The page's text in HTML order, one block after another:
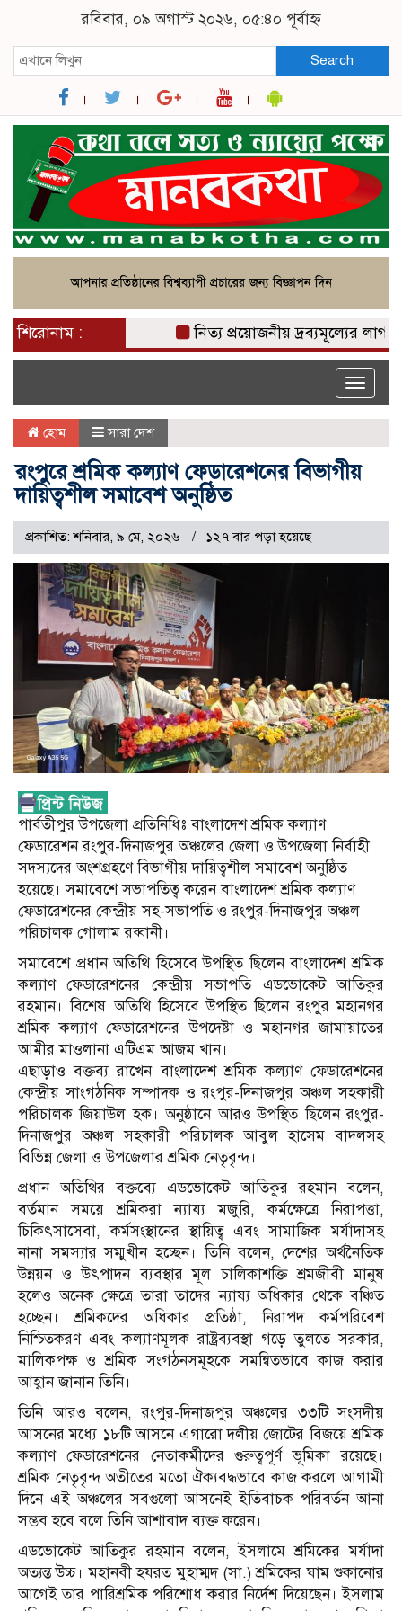
রবিবার, ০৯ অগাস্ট ২০২৬, ০৫:৪০ পূর্বাহ্ন
Search
শিরোনাম : নিত্য প্রয়োজনীয় দ্রব্যমূল্যের
Toggle
হোম সারা দেশ
রংপুরে শ্রমিক কল্যাণ ফেডারেশনের বিভাগীয়
দায়িত্বশীল সমাবেশ অনুষ্ঠিত
প্রকাশিত: শনিবার, ৯ মে, ২০২৬ ১২৭ বার পড়া হয়েছে
পার্বতীপুর উপজেলা প্রতিনিধিঃ বাংলাদেশ শ্রমিক কল্যাণ
ফেডারেশন রংপুর-দিনাজপুর অঞ্চলের জেলা ও উপজেলা নির্বাহী
সদস্যদের অংশগ্রহণে বিভাগীয় দায়িত্বশীল সমাবেশ অনুষ্ঠিত
হয়েছে। সমাবেশে সভাপতিত্ব করেন বাংলাদেশ শ্রমিক কল্যাণ
ফেডারেশনের কেন্দ্রীয় সহ-সভাপতি ও রংপুর-দিনাজপুর অঞ্চল
পরিচালক গোলাম রব্বানী।
সমাবেশে প্রধান অতিথি হিসেবে উপস্থিত ছিলেন বাংলাদেশ শ্রমিক
কল্যাণ ফেডারেশনের কেন্দ্রীয় সভাপতি এডভোকেট আতিকুর
রহমান। বিশেষ অতিথি হিসেবে উপস্থিত ছিলেন রংপুর মহানগর
শ্রমিক কল্যাণ ফেডারেশনের উপদেষ্টা ও মহানগর জামায়াতের
আমীর মাওলানা এটিএম আজম খান।
এছাড়াও বক্তব্য রাখেন বাংলাদেশ শ্রমিক কল্যাণ ফেডারেশনের
কেন্দ্রীয় সাংগঠনিক সম্পাদক ও রংপুর-দিনাজপুর অঞ্চল সহকারী
পরিচালক জিয়াউল হক। অনুষ্ঠানে আরও উপস্থিত ছিলেন রংপুর-
দিনাজপুর অঞ্চল সহকারী পরিচালক আবুল হাসেম বাদলসহ
বিভিন্ন জেলা ও উপজেলার শ্রমিক নেতৃবৃন্দ।
প্রধান অতিথির বক্তব্যে এডভোকেট আতিকুর রহমান বলেন,
বর্তমান সময়ে শ্রমিকরা ন্যায্য মজুরি, কর্মক্ষেত্রে নিরাপত্তা,
চিকিৎসাসেবা, কর্মসংস্থানের স্থায়িত্ব এবং সামাজিক মর্যাদাসহ
নানা সমস্যার সম্মুখীন হচ্ছেন। তিনি বলেন, দেশের অর্থনৈতিক
উন্নয়ন ও উৎপাদন ব্যবস্থার মূল চালিকাশক্তি শ্রমজীবী মানুষ
হলেও অনেক ক্ষেত্রে তারা তাদের ন্যায্য অধিকার থেকে বঞ্চিত
হচ্ছেন। শ্রমিকদের অধিকার প্রতিষ্ঠা, নিরাপদ কর্মপরিবেশ
নিশ্চিতকরণ এবং কল্যাণমূলক রাষ্ট্রব্যবস্থা গড়ে তুলতে সরকার,
মালিকপক্ষ ও শ্রমিক সংগঠনসমূহকে সমন্বিতভাবে কাজ করার
আহ্বান জানান তিনি।
তিনি আরও বলেন, রংপুর-দিনাজপুর অঞ্চলের ৩৩টি সংসদীয়
আসনের মধ্যে ১৮টি আসনে এগারো দলীয় জোটের বিজয়ে শ্রমিক
কল্যাণ ফেডারেশনের নেতাকর্মীদের গুরুত্বপূর্ণ ভূমিকা রয়েছে।
শ্রমিক নেতৃবৃন্দ অতীতের মতো ঐক্যবদ্ধভাবে কাজ করলে আগামী
দিনে এই অঞ্চলের সবগুলো আসনেই ইতিবাচক পরিবর্তন আনা
সম্ভব হবে বলে তিনি আশাবাদ ব্যক্ত করেন।
এডভোকেট আতিকুর রহমান বলেন, ইসলামে শ্রমিকের মর্যাদা
অত্যন্ত উচ্চ। মহানবী হযরত মুহাম্মদ (সা.) শ্রমিকের ঘাম শুকানোর
আগেই তার পারিশ্রমিক পরিশোধ করার নির্দেশ দিয়েছেন। ইসলাম